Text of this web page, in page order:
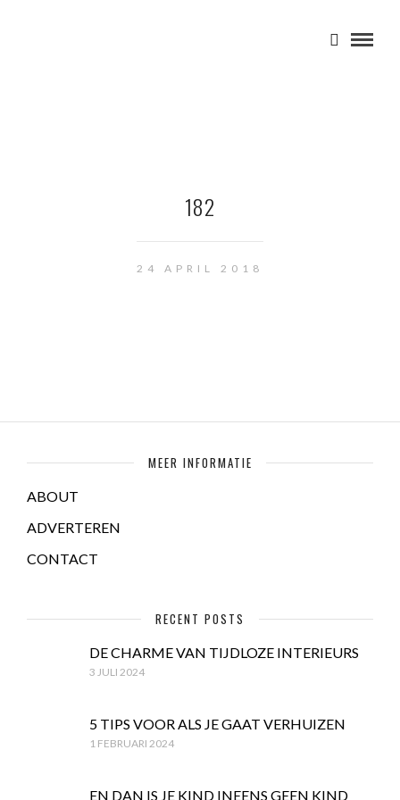
182
24 APRIL 2018
MEER INFORMATIE
ABOUT
ADVERTEREN
CONTACT
RECENT POSTS
DE CHARME VAN TIJDLOZE INTERIEURS
3 JULI 2024
5 TIPS VOOR ALS JE GAAT VERHUIZEN
1 FEBRUARI 2024
EN DAN IS JE KIND INEENS GEEN KIND